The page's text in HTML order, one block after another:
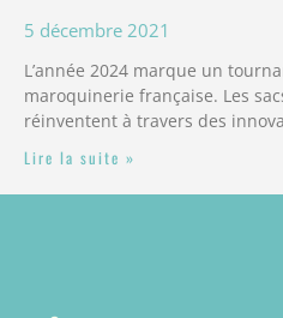
5 décembre 2021
L’année 2024 marque un
maroquinerie française. Les
réinventent à travers des
Lire la suite »